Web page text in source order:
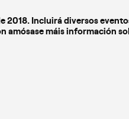
2018. Incluirá diversos
amósase máis información